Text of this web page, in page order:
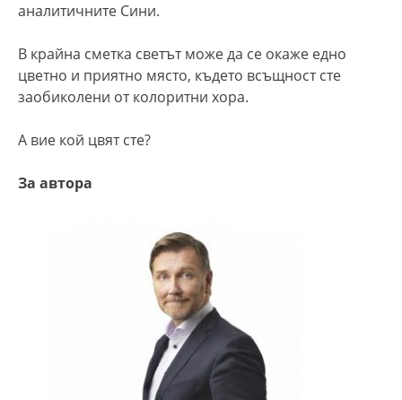
аналитичните Сини.
В крайна сметка светът може да се окаже едно
цветно и приятно място, където всъщност сте
заобиколени от колоритни хора.
А вие кой цвят сте?
За автора